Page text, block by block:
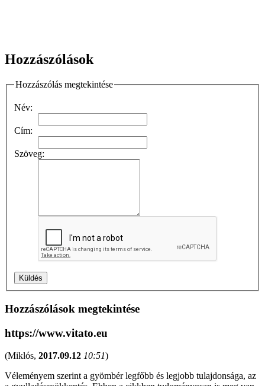
Hozzászólások
Hozzászólás megtekintése
Név:
Cím:
Szöveg:
Hozzászólások megtekintése
https://www.vitato.eu
(Miklós, 2017.09.12 10:51)
Véleményem szerint a gyömbér legfőbb és legjobb tulajdonsága, az